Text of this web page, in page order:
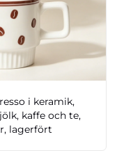
i keramik,
kaffe och te,
lagerfört